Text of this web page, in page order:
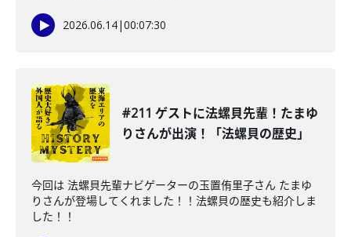
2026.06.14|00:07:30
#211 ゲストに法螺貝先輩！たまゆ
りさんが出演！「法螺貝の歴史」
今回は 法螺貝先輩ナビゲーターの玉置侑里子さん たまゆ
りさんが登場してくれました！！法螺貝の歴史も紹介しま
した！！